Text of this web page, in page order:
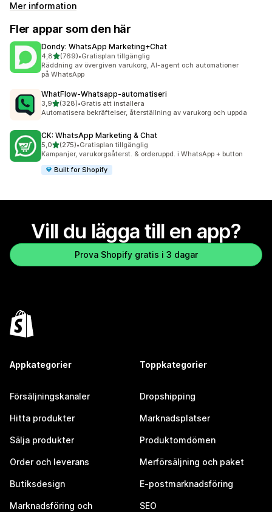
Mer information
Fler appar som den här
Dondy: WhatsApp Marketing+Chat
4,8av 5 stjärnor
(769)
769 recensioner totalt
•Gratisplan tillgänglig
Räddning av övergiven varukorg, AI-agent och automationer
på WhatsApp
WhatFlow‑Whatsapp‑automatiseri
3,9av 5 stjärnor
(328)
328 recensioner totalt
•Gratis att installera
Automatisera bekräftelser, återställning av varukorg och uppda
CK: WhatsApp Marketing & Chat
5,0av 5 stjärnor
(275)
275 recensioner totalt
•Gratisplan tillgänglig
Kampanjer, varukorgsåterst. & orderuppd. i WhatsApp + button
Built for Shopify
Vill du lägga till en app?
Prova Shopify gratis i 3 dagar
Appkategorier
Försäljningskanaler
Hitta produkter
Sälja produkter
Order och leverans
Butiksdesign
Marknadsföring och
Toppkategorier
Dropshipping
Marknadsplatser
Produktomdömen
Merförsäljning och paket
E-postmarknadsföring
SEO